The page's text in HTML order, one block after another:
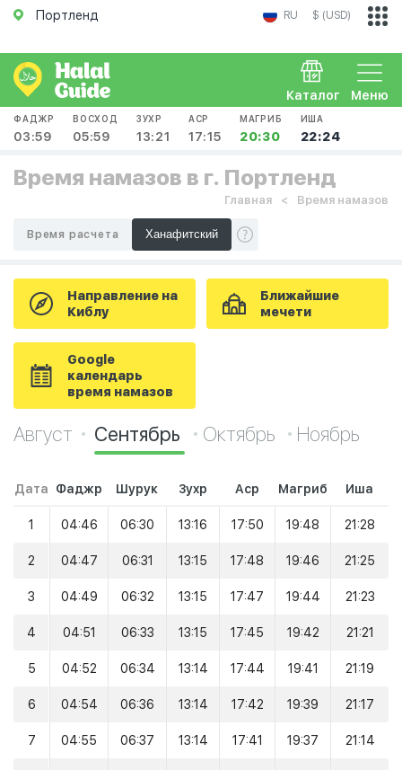
Портленд RU $ (USD)
Меню
Каталог
ФАДЖР
03:59
ВОСХОД
05:59
ЗУХР
13:21
АСР
17:15
МАГРИБ
20:30
ИША
22:24
Время намазов в г. Портленд
Главная Время намазов
Время расчета
Направление на
Киблу
Ближайшие
мечети
Google
календарь
время намазов
Август Сентябрь Октябрь Ноябрь
Дата Фаджр Шурук Зухр Аср Магриб Иша
1 04:46 06:30 13:16 17:50 19:48 21:28
2 04:47 06:31 13:15 17:48 19:46 21:25
3 04:49 06:32 13:15 17:47 19:44 21:23
4 04:51 06:33 13:15 17:45 19:42 21:21
5 04:52 06:34 13:14 17:44 19:41 21:19
6 04:54 06:36 13:14 17:42 19:39 21:17
7 04:55 06:37 13:14 17:41 19:37 21:14